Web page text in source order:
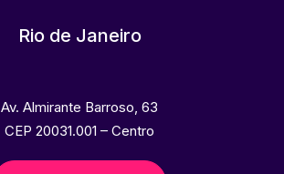
Rio de Janeiro
Av. Almirante Barroso, 63
CEP 20031.001 – Centro